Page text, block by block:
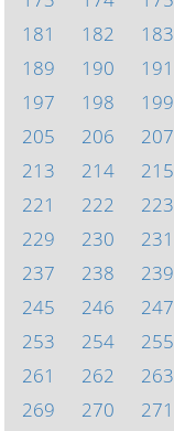
181
182 183
189
190 191
197
198 199
205
206 207
213
214 215
221
222 223
229
230 231
237
238 239
245
246 247
253
254 255
261
262 263
269
270 271